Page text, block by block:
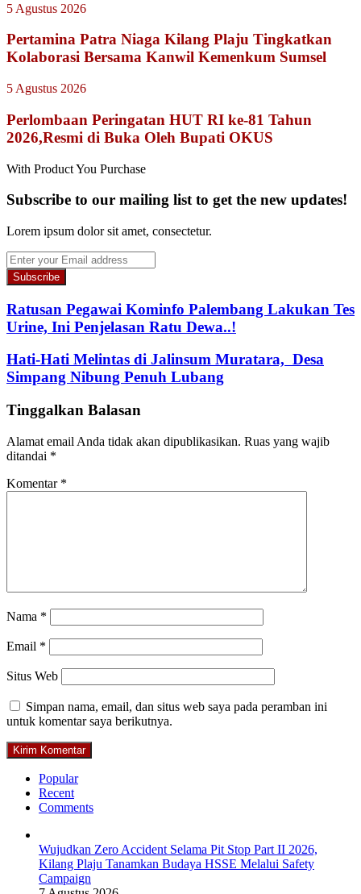
5 Agustus 2026
Pertamina Patra Niaga Kilang Plaju Tingkatkan
Kolaborasi Bersama Kanwil Kemenkum Sumsel
5 Agustus 2026
Perlombaan Peringatan HUT RI ke-81 Tahun
2026,Resmi di Buka Oleh Bupati OKUS
With Product You Purchase
Subscribe to our mailing list to get the new updates!
Lorem ipsum dolor sit amet, consectetur.
Enter
your
Email
address
Ratusan Pegawai Kominfo Palembang Lakukan Tes
Urine, Ini Penjelasan Ratu Dewa..!
Hati-Hati Melintas di Jalinsum Muratara, Desa
Simpang Nibung Penuh Lubang
Tinggalkan Balasan
Alamat email Anda tidak akan dipublikasikan. Ruas yang wajib
ditandai *
Komentar *
Nama *
Email *
Situs Web
Simpan nama, email, dan situs web saya pada peramban ini
untuk komentar saya berikutnya.
Popular
Recent
Comments
Wujudkan Zero Accident Selama Pit Stop Part II 2026,
Kilang Plaju Tanamkan Budaya HSSE Melalui Safety
Campaign